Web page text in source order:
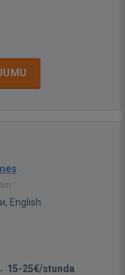
English
15-25€/stunda